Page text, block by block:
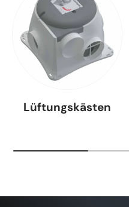
Lüftungskästen